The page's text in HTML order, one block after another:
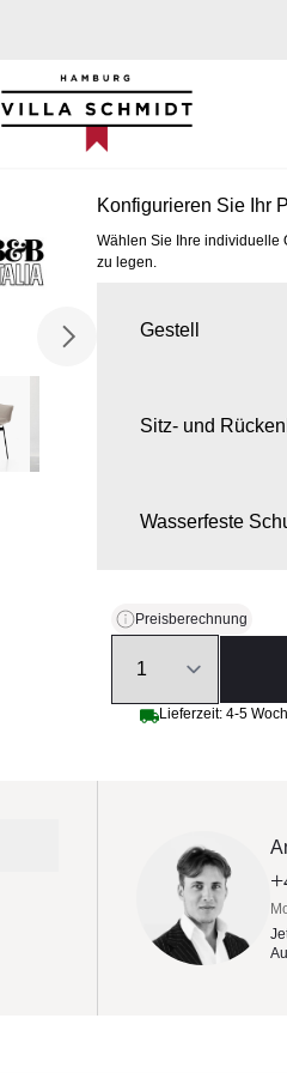
Villa Schmidt
Konfigurieren Sie Ihr
Wählen Sie Ihre individuelle
zu legen.
Gestell
Sitz- und
Wasserfeste
Preisberechnung
Lieferzeit: 4-5